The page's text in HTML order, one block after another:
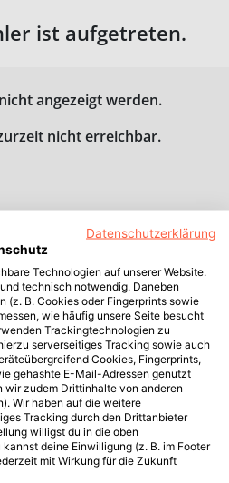
ist aufgetreten.
angezeigt werden.
nicht erreichbar.
Datenschutzerklärung
Technologien auf unserer Website.
technisch notwendig. Daneben
(z. B. Cookies oder Fingerprints sowie
wie häufig unsere Seite besucht
Trackingtechnologien zu
serverseitiges Tracking sowie auch
Cookies, Fingerprints,
gehashte E-Mail-Adressen genutzt
wir zudem Drittinhalte von anderen
Wir haben auf die weitere
Tracking durch den Drittanbieter
willigst du in die oben
deine Einwilligung (z. B. im Footer
mit Wirkung für die Zukunft